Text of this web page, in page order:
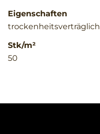
Eigenschaften
trockenheitsverträglich
Stk/m²
50